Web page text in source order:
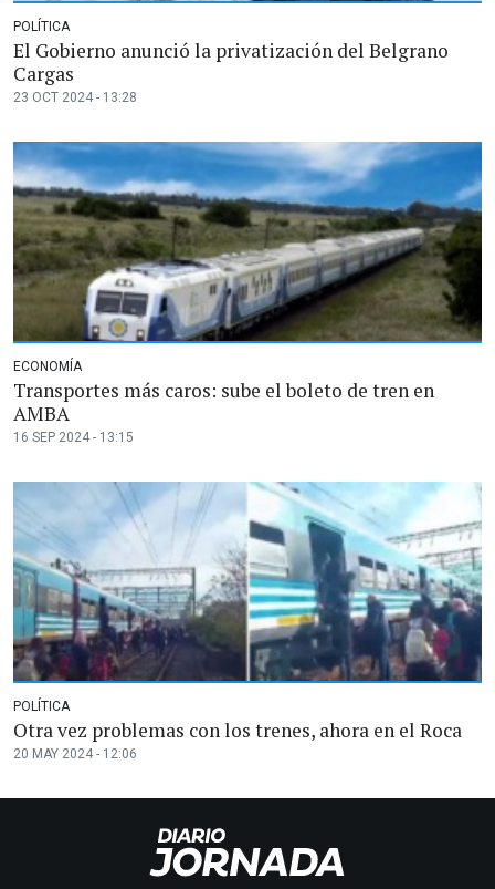
POLÍTICA
El Gobierno anunció la privatización del Belgrano
Cargas
23 OCT 2024 - 13:28
ECONOMÍA
Transportes más caros: sube el boleto de tren en
AMBA
16 SEP 2024 - 13:15
POLÍTICA
Otra vez problemas con los trenes, ahora en el Roca
20 MAY 2024 - 12:06